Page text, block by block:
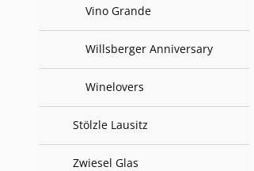
Vino Grande
Willsberger Anniversary
Winelovers
Stölzle Lausitz
Zwiesel Glas